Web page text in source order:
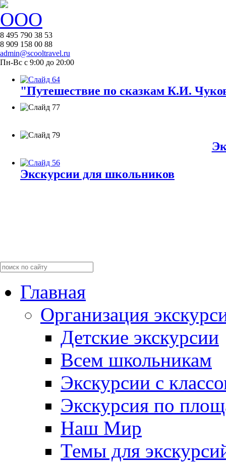
8 495 790 38 53
8 909 158 00 88
admin@scooltravel.ru
Пн-Вс с 9:00 до 20:00
"Путешествие по сказкам К.И.
Экскурсии для школьников
Главная
Организация
Детские экскурсии
Всем школьникам
Экскурсии c
Экскурсия по
Наш Мир
Темы для